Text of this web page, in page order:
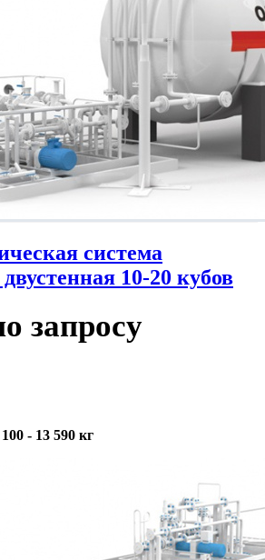
система
10-20 кубов
запросу
- 13 590 кг